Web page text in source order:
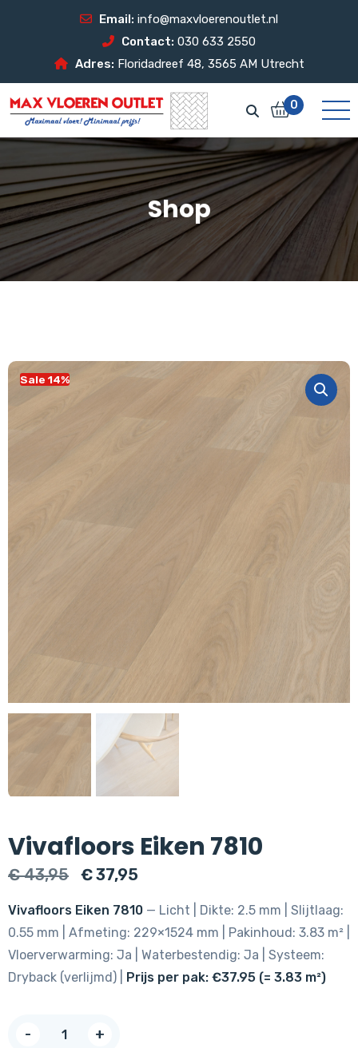
Email: info@maxvloerenoutlet.nl
Contact: 030 633 2550
Adres: Floridadreef 48, 3565 AM Utrecht
0
Shop
Sale 14%
Vivafloors Eiken 7810
€43,95
Oorspronkelijke
€ 43,95.
€37,95
€ 37,95.
Vivafloors Eiken 7810 — Licht | Dikte: 2.5 mm | Slijtlaag:
0.55 mm | Afmeting: 229×1524 mm | Pakinhoud: 3.83 m² |
Vloerverwarming: Ja | Waterbestendig: Ja | Systeem:
Dryback (verlijmd) |
Prijs per pak: €37.95 (= 3.83 m²)
- +